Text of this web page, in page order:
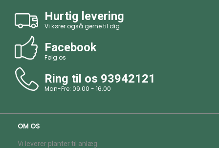
Hurtig levering
Vi kører også gerne til dig
Facebook
Følg os
Ring til os 93942121
Man-Fre: 09.00 - 16.00
OM OS
Vi leverer planter til anlæg.